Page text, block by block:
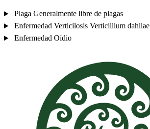
Plaga Generalmente libre de plagas
Enfermedad Verticilosis Verticillium dahliae
Enfermedad Oídio